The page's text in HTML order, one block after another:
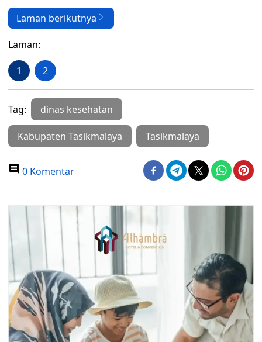
Laman berikutnya
Laman:
1 2
Tag: dinas kesehatan
Kabupaten Tasikmalaya Tasikmalaya
0 Komentar